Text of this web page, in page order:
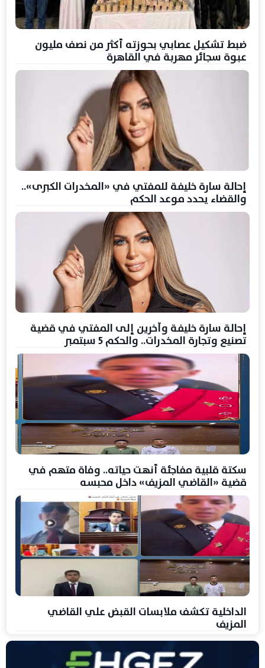
ضبط تشكيل عصابي بحوزته أكثر من نصف مليون
عبوة سجائر مهربة في القاهرة
إحالة سارة خليفة للمفتي في «المخدرات الكبرى»..
والقضاء يحدد موعد الحكم
إحالة سارة خليفة وآخرين إلى المفتي في قضية
تصنيع وتجارة المخدرات.. والحكم 5 سبتمبر
سكتة قلبية مفاجئة أنهت حياته.. وفاة متهم في
قضية «القاضي المزيف» داخل محبسه
الداخلية تكشف ملابسات القبض علي القاضي
المزيف